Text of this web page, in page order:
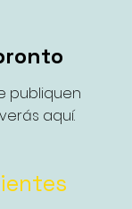
publiquen
aquí.